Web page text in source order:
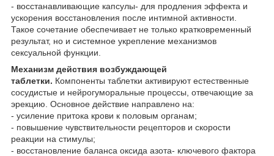
- восстанавливающие капсулы- для продления эффекта и
ускорения восстановления после интимной активности.
Такое сочетание обеспечивает не только кратковременный
результат, но и системное укрепление механизмов
сексуальной функции.
Механизм действия возбуждающей
таблетки. Компоненты таблетки активируют естественные
сосудистые и нейрогуморальные процессы, отвечающие за
эрекцию. Основное действие направлено на:
- усиление притока крови к половым органам;
- повышение чувствительности рецепторов и скорости
реакции на стимулы;
- восстановление баланса оксида азота- ключевого фактора